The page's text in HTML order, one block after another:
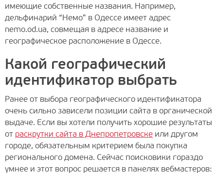
имеющие собственные названия. Например,
дельфинарий “Немо” в Одессе имеет адрес
nemo.od.ua, совмещая в адресе название и
географическое расположение в Одессе.
Какой географический
идентификатор выбрать
Ранее от выбора географического идентификатора
очень сильно зависели позиции сайта в органической
выдаче. Если вы хотели получить хорошие результаты
от раскрутки сайта в Днепропетровске или другом
городе, обязательным критерием была покупка
регионального домена. Сейчас поисковики гораздо
умнее и этот вопрос решается в панелях вебмастеров: